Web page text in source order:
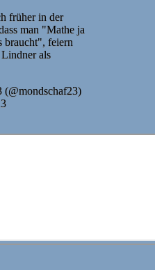
früher in der
man "Mathe ja
braucht", feiern
als